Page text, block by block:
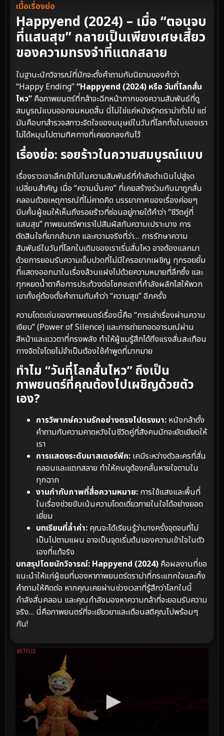
เนื้อเรื่องย่อ
Happyend (2024) – เมื่อ “ตอนจบ
ที่แสนสุข” กลายเป็นเพียงเศษเสี้ยว
ของความทรงจำที่แตกสลาย
ในฐานะนักวิจารณ์ที่มักจะตั้งคำถามกับนิยามของคำว่า
“Happy Ending”“Happyend (2024) หรือ วันที่โลกสั่น
ไหว” คือภาพยนตร์ที่กล้าจะฉีกหน้ากากของความสัมพันธ์ที่ดู
สมบูรณ์แบบออกจนหมดสิ้น นี่ไม่ใช่แค่หนังรักดราม่าทั่วไป แต่
มันคือบทสำรวจสภาวะจิตใจของมนุษย์ในวันที่โลกทั้งใบของเรา
ไม่ได้หมุนไปตามทิศทางที่เคยตกลงกันไว้
เรื่องย่อ: รอยร้าวในความสมบูรณ์แบบ
เรื่องราวเจาะลึกเข้าไปในความสัมพันธ์ที่กำลังดำเนินไปสู่จุด
เปลี่ยนสำคัญ เมื่อ “ความมั่นคง” ที่เคยสร้างร่วมกันมาถูกสั่น
คลอนด้วยเหตุการณ์ที่ไม่คาดคิด บรรยากาศของเรื่องค่อยๆ
บีบคั้นผู้ชมให้เห็นถึงรอยร้าวที่ซ่อนอยู่ภายใต้คำว่า “ชีวิตคู่ที่
แสนสุข” ภาพยนตร์พาเราไปสัมผัสกับความเปราะบาง การ
ตัดสินใจที่ยากลำบาก และความจริงที่ว่า… การรักษาความ
สัมพันธ์ในวันที่โลกใบเดิมของเราเริ่มสั่นไหว อาจต้องแลกมา
ด้วยการยอมรับความเจ็บปวดที่ไม่มีใครอยากเผชิญ ทุกรอยยิ้ม
ที่แสดงออกมาในเรื่องล้วนแฝงไปด้วยความหมายที่ลึกซึ้ง และ
ทุกหยดน้ำตาคือการประท้วงต่อโชคชะตาที่กำลังผลักไสให้พวก
เขาทั้งคู่ต้องตั้งคำถามกับคำว่า “ความสุข” อีกครั้ง
ความโดดเด่นของภาพยนตร์เรื่องนี้คือ “การเล่าเรื่องผ่านความ
เงียบ” (Power of Silence) และการถ่ายทอดอารมณ์ผ่าน
สีหน้าและแววตาที่ทรงพลัง ทำให้ผู้ชมรู้สึกได้ถึงแรงสั่นสะเทือน
ทางจิตใจโดยไม่จำเป็นต้องใช้คำพูดที่มากมาย
ทำไม “วันที่โลกสั่นไหว” ถึงเป็น
ภาพยนตร์ที่คุณต้องไปเผชิญด้วยตัว
เอง?
การวิพากษ์ความรักอย่างตรงไปตรงมา: หนังกล้าตั้ง
คำถามกับความคาดหวังในชีวิตคู่ที่สังคมมักจะยัดเยียดให้
เรา
การแสดงระดับมาสเตอร์พีก: เคมีระหว่างตัวละครที่สั่น
คลอนและแตกสลาย ทำให้คนดูต้องกลั้นหายใจตามใน
ทุกฉาก
งานกำกับภาพที่สื่อความหมาย: การใช้แสงและพื้นที่
ในเรื่องช่วยขับเน้นความโดดเดี่ยวภายในใจได้อย่างยอด
เยี่ยม
บทเรียนที่ล้ำค่า: คุณจะได้เรียนรู้ว่าบางครั้งจุดจบที่ไม่
เป็นไปตามแผน อาจเป็นจุดเริ่มต้นของความเข้าใจในตัว
เองที่แท้จริง
บทสรุปโดยนักวิจารณ์: Happyend (2024) คือผลงานที่ขอ
แนะนำให้แก่ผู้ชมที่มองหาภาพยนตร์ดราม่าที่กระแทกใจและทิ้ง
คำถามให้คิดต่อ หากคุณเคยผ่านช่วงเวลาที่รู้สึกว่าโลกใบนี้
กำลังสั่นคลอน และคุณกำลังมองหาความกล้าที่จะยอมรับความ
จริง… นี่คือภาพยนตร์ที่จะเยียวยาและเตือนสติคุณไปพร้อมๆ
กัน!